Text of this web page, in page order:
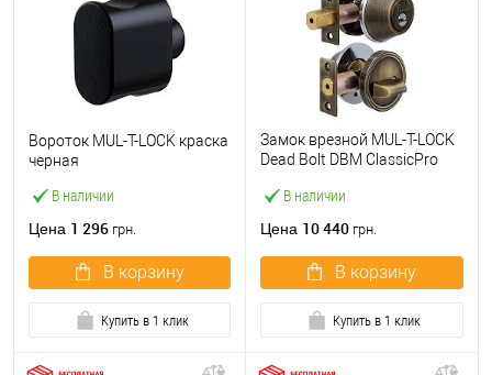
В наличии
Вороток MUL-T-LOCK краска
черная
Цена 1 296 грн.
В корзину
Купить в 1 клик
В наличии
Замок врезной MUL-T-LOCK
Dead Bolt DBM ClassicPro
Цена 10 440 грн.
В корзину
Купить в 1 клик